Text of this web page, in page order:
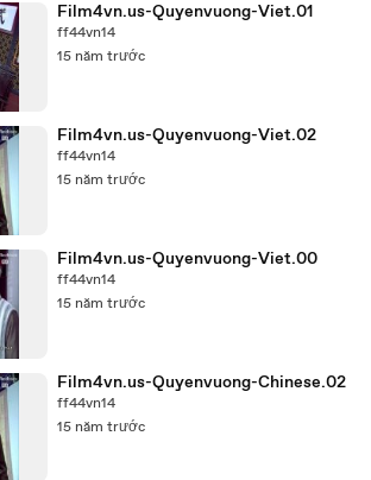
Film4vn.us-Quyenvuong-Viet.01
ff44vn14
15 năm trước
Film4vn.us-Quyenvuong-Viet.02
ff44vn14
15 năm trước
Film4vn.us-Quyenvuong-Viet.00
ff44vn14
15 năm trước
Film4vn.us-Quyenvuong-Chinese.02
ff44vn14
15 năm trước